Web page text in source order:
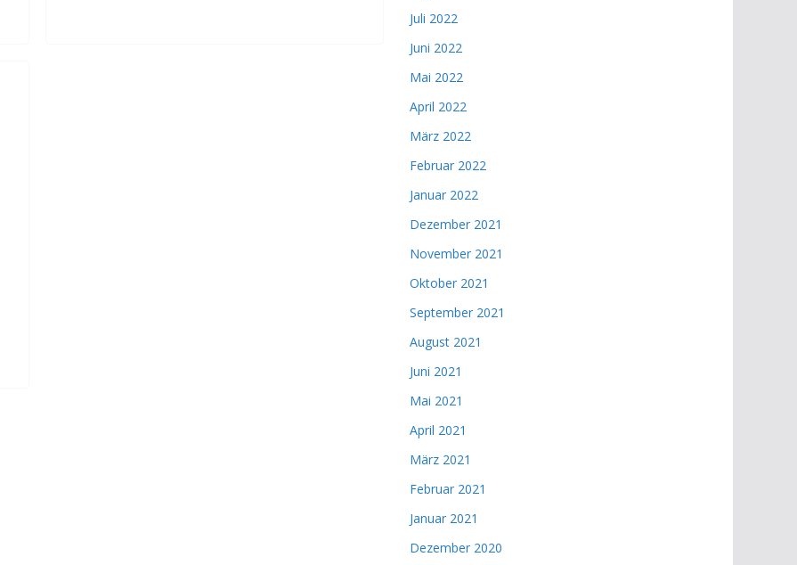
Juli 2022
Juni 2022
Mai 2022
April 2022
März 2022
Februar 2022
Januar 2022
Dezember 2021
November 2021
Oktober 2021
September 2021
August 2021
Juni 2021
Mai 2021
April 2021
März 2021
Februar 2021
Januar 2021
Dezember 2020